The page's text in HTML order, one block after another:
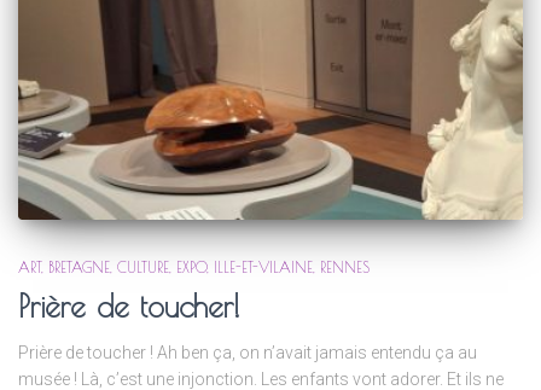
ART BRETAGNE CULTURE EXPO ILLE-ET-VILAINE RENNES
Prière de toucher!
Prière de toucher ! Ah ben ça, on n’avait jamais entendu ça au
musée ! Là, c’est une injonction. Les enfants vont adorer. Et ils ne